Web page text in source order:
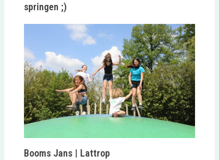
springen ;)
Booms Jans | Lattrop